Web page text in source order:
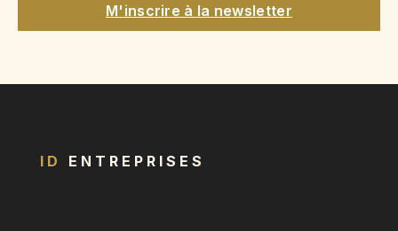
M'inscrire à la newsletter
ID ENTREPRISES